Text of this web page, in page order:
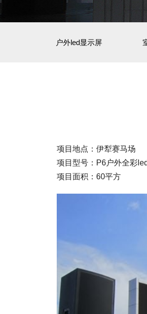
户外led显示屏
项目地点： 伊犁赛马场
项目型号： P6户外全彩
项目面积：60平方